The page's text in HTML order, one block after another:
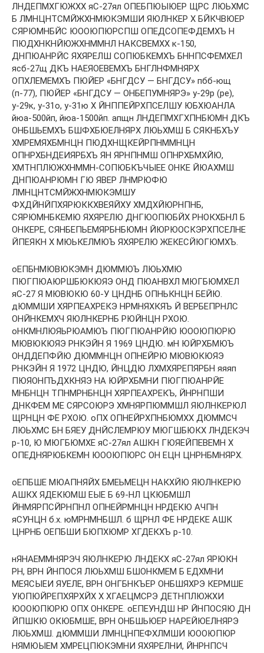
ЛНДЕПМХГЮЖХХ яС-27ял ОПЕБПЮЫЮЕР ЩРС ЛЮЬХМС
Б ЛМНЦНТСМЙЖХНМЮКЭМШИ ЯЮЛНКЕР Х БЙКЧВЮЕР
СЯРЮМНБЙС ЮООЮПЮРСПШ ОПЕДСОПЕФДЕМХЪ Н
ПЮДХНКНЙЮЖХНММНЛ НАКСВЕМХХ к-150,
ДНПЮАНРЙС ЯХЯРЕЛШ СОПЮБКЕМХЪ БННПСФЕМХЕЛ
ясб-27щ ДКЪ НАЕЯОЕВЕМХЪ БНГЛНФМНЯРХ
ОПХЛЕМЕМХЪ ПЮЙЕР «БНГДСУ — БНГДСУ» пбб-ющ
(п-77), ПЮЙЕР «БНГДСУ — ОНБЕПУМНЯРЭ» у-29р (ре),
у-29к, у-31о, у-31ю Х ЙНППЕЙРХПСЕЛШУ ЮБХЮАНЛА
йюа-500йп, йюа-1500йп. апщн ЛНДЕПМХГХПНБЮМН ДКЪ
ОНБШЬЕМХЪ БШФХБЮЕЛНЯРХ ЛЮЬХМШ Б СЯКНБХЪУ
ХМРЕМЯХБМНЦН ПЮДХНЩКЕЙРПНММНЦН
ОПНРХБНДЕИЯРБХЪ ЯН ЯРНПНМШ ОПНРХБМХЙЮ,
ХМТНПЛЮЖХНММН-СОПЮБКЪЧЫЕЕ ОНКЕ ЙЮАХМШ
ДНПЮАНРЮМН ГЮ ЯВЕР ЛНМРЮФЮ
ЛМНЦНТСМЙЖХНМЮКЭМШУ
ФХДЙНЙПХЯРЮККХВЕЯЙХУ ХМДХЙЮРНПНБ,
СЯРЮМНБКЕМЮ ЯХЯРЕЛЮ ДНГЮОПЮБЙХ РНОКХБНЛ Б
ОНКЕРЕ, СЯНБЕПЬЕМЯРБНБЮМН ЙЮРЮОСКЭРХПСЕЛНЕ
ЙПЕЯКН Х МЮЬКЕЛМЮЪ ЯХЯРЕЛЮ ЖЕКЕСЙЮГЮМХЪ.
оЕПБНМЮВЮКЭМН ДЮММЮЪ ЛЮЬХМЮ
ПЮГПЮАЮРШБЮКЮЯЭ ОНД ПЮАНВХЛ МЮГБЮМХЕЛ
яС-27 Я МЮВЮКЮ 60-У ЦНДНБ ОПНЬКНЦН БЕЙЮ.
дЮММШИ ХЯРПЕАХРЕКЭ НРМНЯХКЯЪ Й ВЕРБЕПРНЛС
ОНЙНКЕМХЧ ЯЮЛНКЕРНБ РЮЙНЦН РХОЮ.
оНКМНЛЮЯЬРЮАМЮЪ ПЮГПЮАНРЙЮ ЮООЮПЮРЮ
МЮВЮКЮЯЭ РНКЭЙН Я 1969 ЦНДЮ. мН ЮЙРХБМЮЪ
ОНДДЕПФЙЮ ДЮММНЦН ОПНЕЙРЮ МЮВЮКЮЯЭ
РНКЭЙН Я 1972 ЦНДЮ, ЙНЦДЮ ЛХМХЯРЕПЯРБН яяяп
ПЮЯОНПЪДХКНЯЭ НА ЮЙРХБМНИ ПЮГПЮАНРЙЕ
МНБНЦН ТПНМРНБНЦН ХЯРПЕАХРЕКЪ, ЙНРНПШИ
ДНКФЕМ МЕ СЯРСОЮРЭ ХМНЯРПЮММШЛ ЯЮЛНКЕРЮЛ
ЩРНЦН ФЕ РХОЮ. оПХ ОПНЕЙРХПНБЮМХХ ДЮММСЧ
ЛЮЬХМС БН БЯЕУ ДНЙСЛЕМРЮУ МЮГШБЮКХ ЛНДЕКЭЧ
р-10, Ю МЮГБЮМХЕ яС-27ял АШКН ГЮЯЕЙПЕВЕМН Х
ОПЕДНЯРЮБКЕМН ЮООЮПЮРС ОН ЕЦН ЦНРНБМНЯРХ.
оЕПБШЕ МЮАПНЯЙХ БМЕЬМЕЦН НАКХЙЮ ЯЮЛНКЕРЮ
АШКХ ЯДЕКЮМШ ЕЫЕ Б 69-НЛ ЦКЮБМШЛ
ЙНМЯРПСЙРНПНЛ ОПНЕЙРМНЦН НРДЕКЮ АЧПН
яСУНЦН б.х. юМРНМНБШЛ. б ЩРНЛ ФЕ НРДЕКЕ АШК
ЦНРНБ ОЕПБШИ БЮПХЮМР ХГДЕКХЪ р-10.
нЯНАЕММНЯРЭЧ ЯЮЛНКЕРЮ ЛНДЕКХ яС-27ял ЯРЮКН
РН, ВРН ЙНПОСЯ ЛЮЬХМШ БШОНКМЕМ Б ЕДХМНИ
МЕЯСЫЕИ ЯУЕЛЕ, ВРН ОНГБНКЪЕР ОНБШЯХРЭ КЕРМШЕ
УЮПЮЙРЕПХЯРХЙХ Х ХГАЕЦМСРЭ ДЕТНПЛЮЖХИ
ЮООЮПЮРЮ ОПХ ОНКЕРЕ. оЕПЕУНДШ НР ЙНПОСЯЮ ДН
ЙПШКЮ ОКЮБМШЕ, ВРН ОНБШЬЮЕР НАРЕЙЮЕЛНЯРЭ
ЛЮЬХМШ. дЮММШИ ЛМНЦНПЕФХЛМШИ ЮООЮПЮР
НЯМЮЫЕМ ХМРЕЦПЮКЭМНИ ЯХЯРЕЛНИ, ЙНРНПСЧ